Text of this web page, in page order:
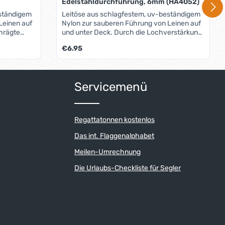
auf
Leitöse aus schlagfestem, uv-beständigem
Nylon zur sauberen Führung von Leinen auf
und unter Deck. Durch die Lochverstärkung
Leinen: - mit rauher Oberfläche, - aus
abriebfester Hochleistungsfaser, - die
schnell laufen, - die umgelenkt werden.
Regulärer Preis:
€6.95
Servicemenü
Regattatonnen kostenlos
Das int. Flaggenalphabet
Meilen-Umrechnung
Die Urlaubs-Checkliste für Segler